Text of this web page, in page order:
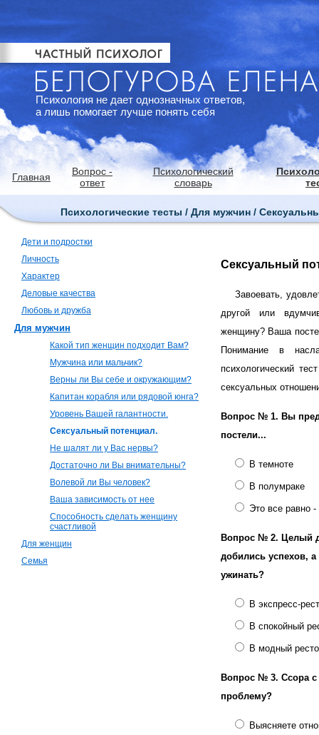
Психология не дает однозначных ответов,
а лишь помогает лучше понять себя
Главная
Вопрос -
ответ
Психологический
словарь
Психологические тесты / Для мужчин /
Дети и подростки
Личность
Характер
Деловые качества
Любовь и дружба
Для мужчин
Какой тип женщин подходит Вам?
Мужчина или мальчик?
Верны ли Вы себе и окружающим?
Капитан корабля или рядовой юнга?
Уровень Вашей галантности.
Сексуальный потенциал.
Не шалят ли у Вас нервы?
Достаточно ли Вы внимательны?
Волевой ли Вы человек?
Ваша зависимость от нее
Способность сделать женщину
счастливой
Для женщин
Семья
Сексуальный
Завоевать,
другой или
женщину? Ваша
Понимание в
психологический
сексуальных
Вопрос № 1. Вы
постели...
В темноте
В полумраке
Это все равно
Вопрос № 2. Целый
добились успехов,
ужинать?
В экспресс-
В спокойный
В модный
Вопрос № 3. Ссора
проблему?
Выясняете